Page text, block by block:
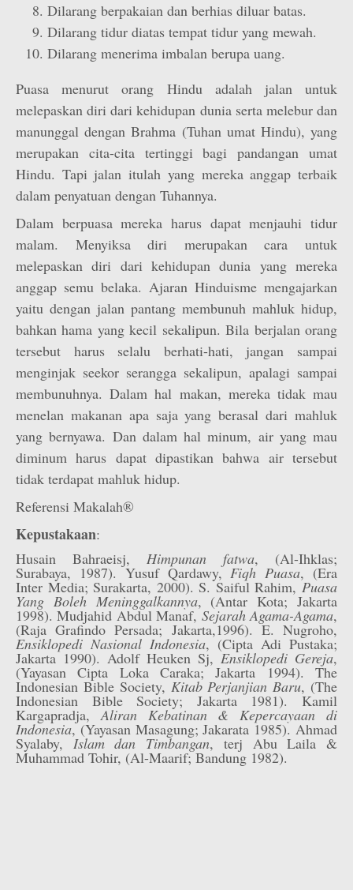
Dilarang berpakaian dan berhias diluar batas.
Dilarang tidur diatas tempat tidur yang mewah.
Dilarang menerima imbalan berupa uang.
Puasa menurut orang Hindu adalah jalan untuk
melepaskan diri dari kehidupan dunia serta melebur dan
manunggal dengan Brahma (Tuhan umat Hindu), yang
merupakan cita-cita tertinggi bagi pandangan umat
Hindu. Tapi jalan itulah yang mereka anggap terbaik
dalam penyatuan dengan Tuhannya.
Dalam berpuasa mereka harus dapat menjauhi tidur
malam. Menyiksa diri merupakan cara untuk
melepaskan diri dari kehidupan dunia yang mereka
anggap semu belaka. Ajaran Hinduisme mengajarkan
yaitu dengan jalan pantang membunuh mahluk hidup,
bahkan hama yang kecil sekalipun. Bila berjalan orang
tersebut harus selalu berhati-hati, jangan sampai
menginjak seekor serangga sekalipun, apalagi sampai
membunuhnya. Dalam hal makan, mereka tidak mau
menelan makanan apa saja yang berasal dari mahluk
yang bernyawa. Dan dalam hal minum, air yang mau
diminum harus dapat dipastikan bahwa air tersebut
tidak terdapat mahluk hidup.
Referensi Makalah®
Kepustakaan:
Husain Bahraeisj, Himpunan fatwa, (Al-Ihklas;
Surabaya, 1987). Yusuf Qardawy,Fiqh Puasa, (Era
Inter Media; Surakarta, 2000). S. Saiful Rahim,Puasa
Yang Boleh Meninggalkannya, (Antar Kota; Jakarta
1998). Mudjahid Abdul Manaf,Sejarah Agama-Agama,
(Raja Grafindo Persada; Jakarta,1996). E. Nugroho,
Ensiklopedi Nasional Indonesia, (Cipta Adi Pustaka;
Jakarta 1990). Adolf Heuken Sj, Ensiklopedi Gereja,
(Yayasan Cipta Loka Caraka; Jakarta 1994). The
Indonesian Bible Society, Kitab Perjanjian Baru, (The
Indonesian Bible Society; Jakarta 1981). Kamil
Kargapradja,Aliran Kebatinan & Kepercayaan di
Indonesia, (Yayasan Masagung; Jakarata 1985). Ahmad
Syalaby,Islam dan Timbangan, terj Abu Laila &
Muhammad Tohir, (Al-Maarif; Bandung 1982).